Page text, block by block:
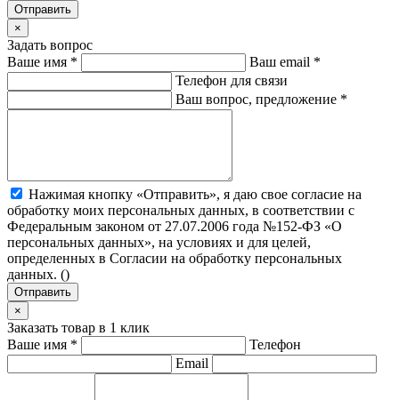
Отправить
×
Задать вопрос
Ваше имя * Ваш email *
Телефон для связи
Ваш вопрос, предложение *
Нажимая кнопку «Отправить», я даю свое согласие на
обработку моих персональных данных, в соответствии с
Федеральным законом от 27.07.2006 года №152-ФЗ «О
персональных данных», на условиях и для целей,
определенных в Согласии на обработку персональных
данных. ()
Отправить
×
Заказать товар в 1 клик
Ваше имя *
Телефон
Email